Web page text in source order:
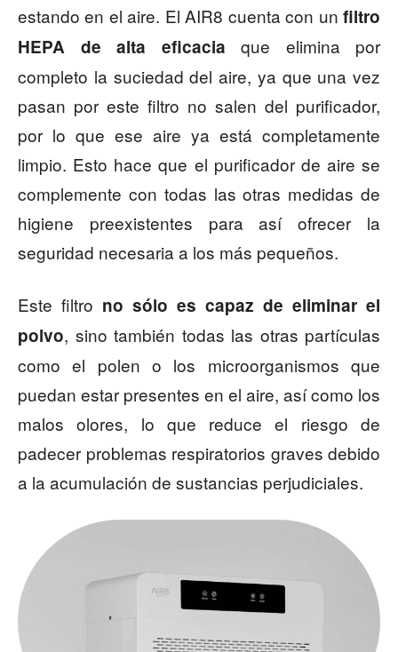
estando en el aire. El AIR8 cuenta con un filtro
HEPA de alta eficacia que elimina por
completo la suciedad del aire, ya que una vez
pasan por este filtro no salen del purificador,
por lo que ese aire ya está completamente
limpio. Esto hace que el purificador de aire se
complemente con todas las otras medidas de
higiene preexistentes para así ofrecer la
seguridad necesaria a los más pequeños.
Este filtro no sólo es capaz de eliminar el
polvo, sino también todas las otras partículas
como el polen o los microorganismos que
puedan estar presentes en el aire, así como los
malos olores, lo que reduce el riesgo de
padecer problemas respiratorios graves debido
a la acumulación de sustancias perjudiciales.